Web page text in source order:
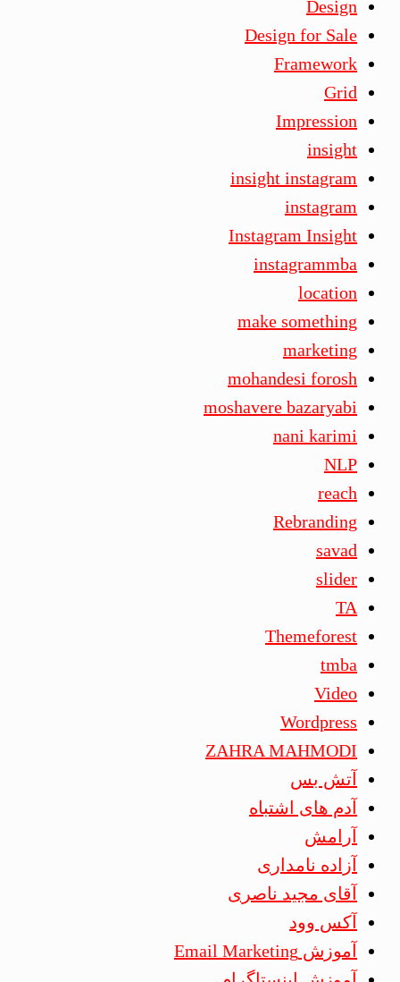
Design
Design for Sale
Framework
Grid
Impression
insight
insight instagram
instagram
Instagram Insight
instagrammba
location
make something
marketing
mohandesi forosh
moshavere bazaryabi
nani karimi
NLP
reach
Rebranding
savad
slider
TA
Themeforest
tmba
Video
Wordpress
ZAHRA MAHMODI
آتش بس
آدم های اشتباه
آرامش
آزاده نامداری
آقای مجید ناصری
آکس وود
آموزش Email Marketing